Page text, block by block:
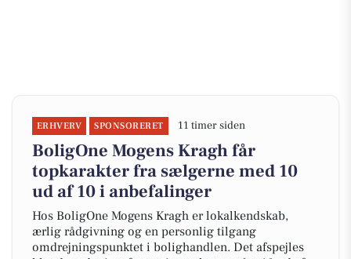
ERHVERV SPONSORERET 11 timer siden
BoligOne Mogens Kragh får
topkarakter fra sælgerne med 10
ud af 10 i anbefalinger
Hos BoligOne Mogens Kragh er lokalkendskab,
ærlig rådgivning og en personlig tilgang
omdrejningspunktet i bolighandlen. Det afspejles